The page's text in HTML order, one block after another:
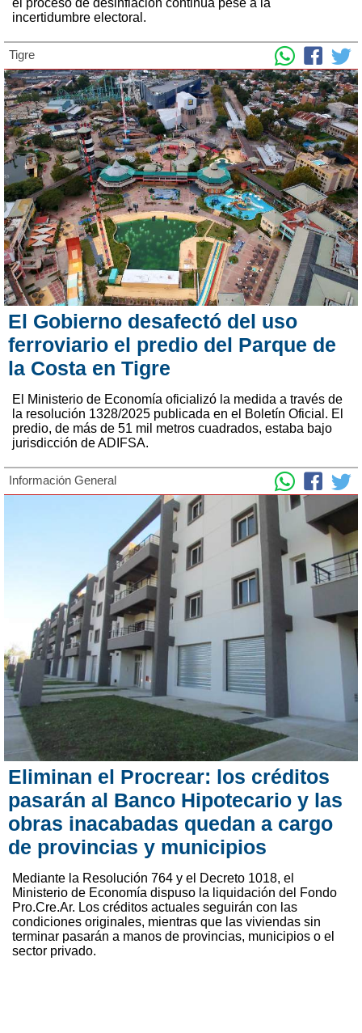
el proceso de desinflación continúa pese a la
incertidumbre electoral.
Tigre
El Gobierno desafectó del uso
ferroviario el predio del Parque de
la Costa en Tigre
El Ministerio de Economía oficializó la medida a través de
la resolución 1328/2025 publicada en el Boletín Oficial. El
predio, de más de 51 mil metros cuadrados, estaba bajo
jurisdicción de ADIFSA.
Información General
Eliminan el Procrear: los créditos
pasarán al Banco Hipotecario y las
obras inacabadas quedan a cargo
de provincias y municipios
Mediante la Resolución 764 y el Decreto 1018, el
Ministerio de Economía dispuso la liquidación del Fondo
Pro.Cre.Ar. Los créditos actuales seguirán con las
condiciones originales, mientras que las viviendas sin
terminar pasarán a manos de provincias, municipios o el
sector privado.